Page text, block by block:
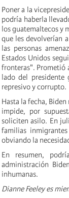
Poner a la
podría haberla
los guatemaltecos y
que les devolverían
las personas
Estados Unidos
fronteras". Prometió
lado del presidente
represivo y corrupto.
Hasta la fecha,
impide, por
soliciten asilo. En
familias
obviando la
En resumen,
administración
inhumanas.
Dianne Feeley es